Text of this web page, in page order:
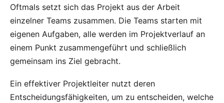
Oftmals setzt sich das Projekt aus der Arbeit
einzelner Teams zusammen. Die Teams starten mit
eigenen Aufgaben, alle werden im Projektverlauf an
einem Punkt zusammengeführt und schließlich
gemeinsam ins Ziel gebracht.
Ein effektiver Projektleiter nutzt deren
Entscheidungsfähigkeiten, um zu entscheiden, welche